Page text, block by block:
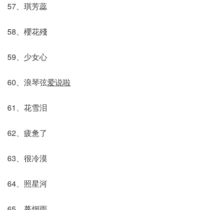
57、琪芳蕊
58、櫻花殘
59、少女心
60、浪琴弦爱说啦
61、花雪泪
62、疲惫了
63、很冷漠
64、照星河